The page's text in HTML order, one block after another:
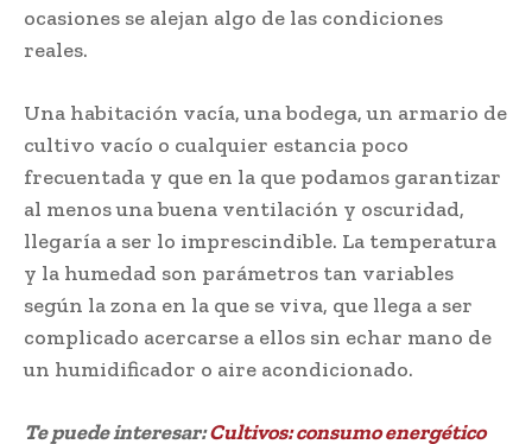
ocasiones se alejan algo de las condiciones
reales.
Una habitación vacía, una bodega, un armario de
cultivo vacío o cualquier estancia poco
frecuentada y que en la que podamos garantizar
al menos una buena ventilación y oscuridad,
llegaría a ser lo imprescindible. La temperatura
y la humedad son parámetros tan variables
según la zona en la que se viva, que llega a ser
complicado acercarse a ellos sin echar mano de
un humidificador o aire acondicionado.
Te puede interesar:Cultivos: consumo energético